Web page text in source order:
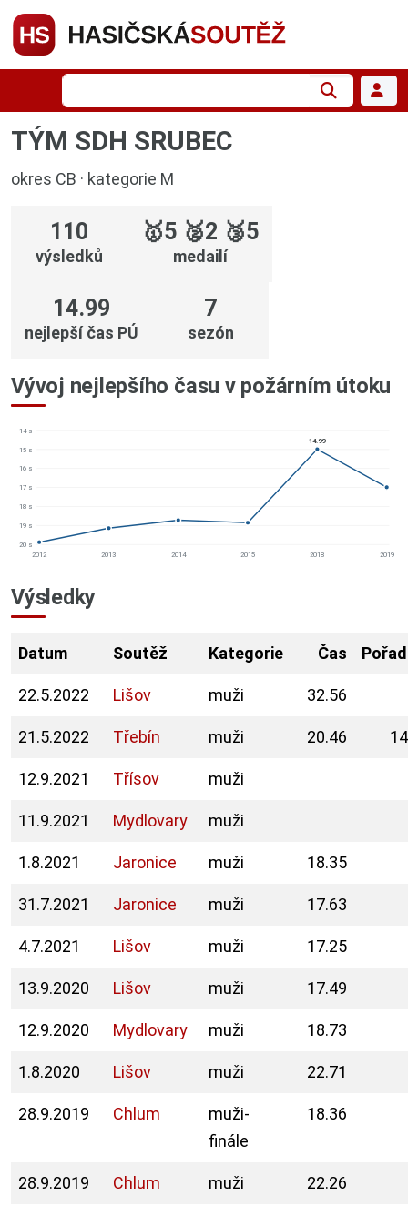
TÝM SDH SRUBEC
okres CB · kategorie M
110
výsledků
🥇5 🥈2 🥉5
medailí
14.99
nejlepší čas PÚ
7
sezón
Vývoj nejlepšího času v požárním útoku
14 s
15 s
16 s
17 s
18 s
19 s
20 s
2012
2013 2014 2015
14.99
2018 2019
Výsledky
Datum Soutěž Kategorie Čas
22.5.2022 Lišov muži 32.56
21.5.2022 Třebín muži 20.46
12.9.2021 Třísov muži
11.9.2021 Mydlovary muži
1.8.2021 Jaronice muži 18.35
31.7.2021 Jaronice muži 17.63
4.7.2021 Lišov muži 17.25
13.9.2020 Lišov muži 17.49
12.9.2020 Mydlovary muži 18.73
1.8.2020 Lišov muži 22.71
28.9.2019 Chlum
muži-
finále
18.36
28.9.2019 Chlum muži 22.26